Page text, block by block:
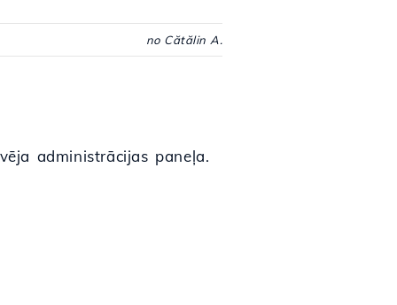
no Cătălin A.
administrācijas paneļa.